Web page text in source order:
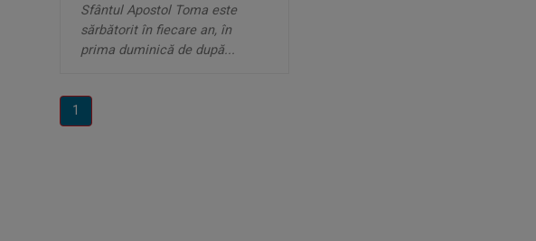
Sfântul Apostol Toma este
sărbătorit în fiecare an, în
prima duminică de după...
1